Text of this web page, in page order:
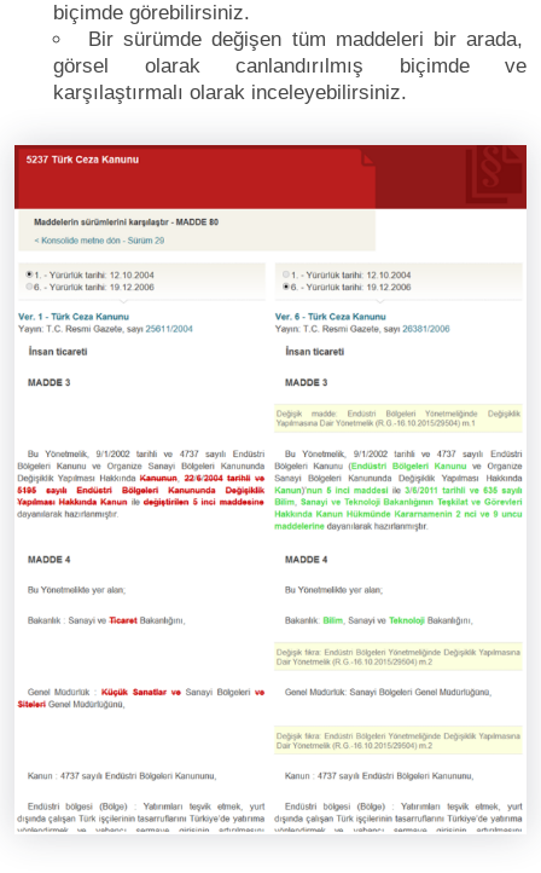
biçimde görebilirsiniz.
Bir sürümde değişen tüm maddeleri bir arada,
görsel olarak canlandırılmış biçimde ve
karşılaştırmalı olarak inceleyebilirsiniz.